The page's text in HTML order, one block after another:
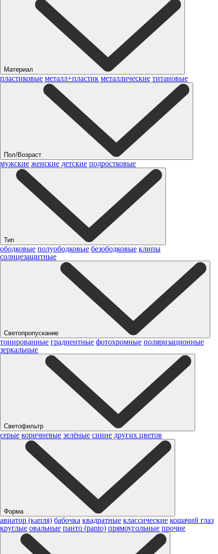
Материал
пластиковые металл+пластик металлические титановые
Пол/Возраст
мужские женские детские подростковые
Тип
ободковые полуободковые безободковые клипы
солнцезащитные
Светопропускание
тонированные градиентные фотохромные поляризационные
зеркальные
Светофильтр
серые коричневые зелёные синие других цветов
Форма
авиатор (капля) бабочка квадратные классические кошачий глаз
круглые овальные панто (panto) прямоугольные прочие